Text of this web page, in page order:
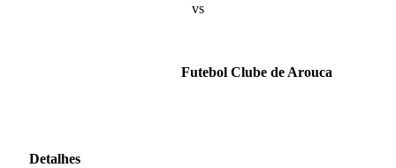
vs
Futebol Clube de Arouca
Detalhes